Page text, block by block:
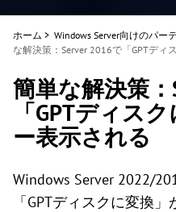
ホーム > Windows Server向けのパー
な解決策：Server 2016で「GPTディ
簡単な解決策
「GPTディス
ー表示される
Windows Server 2022/
「GPTディスクに変換